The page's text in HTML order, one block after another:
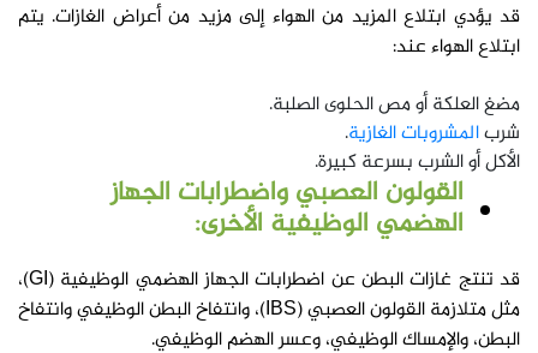
قد يؤدي ابتلاع المزيد من الهواء إلى مزيد من أعراض الغازات. يتم
ابتلاع الهواء عند:
مضغ العلكة أو مص الحلوى الصلبة.
شربالمشروبات الغازية.
الأكل أو الشرب بسرعة كبيرة.
القولون العصبي واضطرابات الجهاز
الهضمي الوظيفية الأخرى:
قد تنتج غازات البطن عن اضطرابات الجهاز الهضمي الوظيفية (GI)،
مثل متلازمة القولون العصبي (IBS)، وانتفاخ البطن الوظيفي وانتفاخ
البطن، والإمساك الوظيفي، وعسر الهضم الوظيفي.